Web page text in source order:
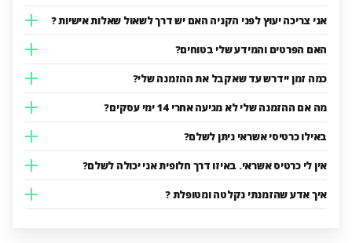
אני צריכה יעוץ לפני הקניה האם יש דרך לשאול שאלות אישיות ?
האם הפרטים והמידע שלי בטוחים?
כמה זמן יידרש עד שאקבל את ההזמנה שלי?
מה אם ההזמנה שלי לא מגיעה אחרי 14 ימי עסקים?
באילו כרטיסי אשראי ניתן לשלם?
אין לי כרטיס אשראי. באיזו דרך חלופית אני יכולה לשלם?
איך אדע שהזמנתי נקלטה ומטופלת ?